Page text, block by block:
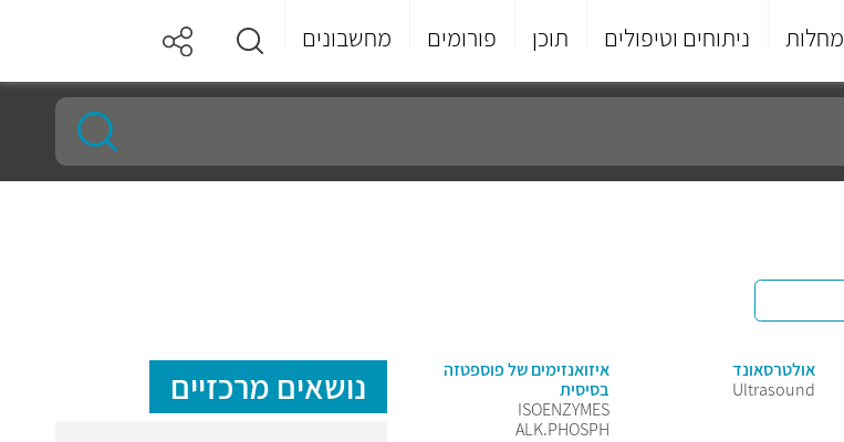
מחלות ניתוחים וטיפולים תוכן פורומים מחשבונים
אולטרסאונד
Ultrasound
איזואנזימים של פוספטזה
בסיסית
ISOENZYMES
ALK.PHOSPH
נושאים מרכזיים